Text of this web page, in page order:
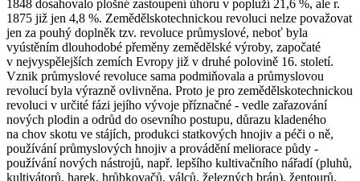
1848 dosahovalo plošné zastoupení úhoru v popluží 21,6 %, ale r.
1875 již jen 4,8 %. Zemědělskotechnickou revoluci nelze považovat
jen za pouhý doplněk tzv. revoluce průmyslové, neboť byla
vyústěním dlouhodobé přeměny zemědělské výroby, započaté
v nejvyspělejších zemích Evropy již v druhé polovině 16. století.
Vznik průmyslové revoluce sama podmiňovala a průmyslovou
revolucí byla výrazně ovlivněna. Proto je pro zemědělskotechnickou
revoluci v určité fázi jejího vývoje příznačné - vedle zařazování
nových plodin a odrůd do osevního postupu, důrazu kladeného
na chov skotu ve stájích, produkci statkových hnojiv a péči o ně,
používání průmyslových hnojiv a provádění meliorace půdy -
používání nových nástrojů, např. lepšího kultivačního nářadí (pluhů,
kultivátorů, harek, hrůbkovačů, válců, železných brán), žentourů,